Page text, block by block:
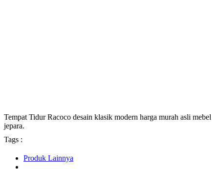
Tempat Tidur Racoco desain klasik modern harga murah asli mebel
jepara.
Tags :
Produk Lainnya